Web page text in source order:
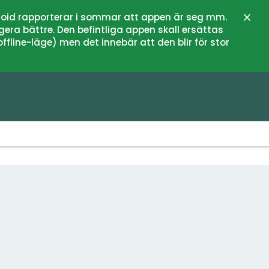
rapporterar i sommar att appen är seg mm.
bättre. Den befintliga appen skall ersättas
läge) men det innebär att den blir för stor